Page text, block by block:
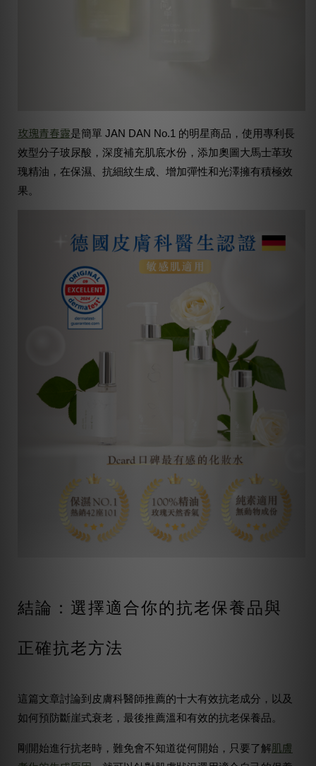
玫瑰青春露是簡單 JAN DAN No.1 的明星商品，使用專利長
效型分子玻尿酸，深度補充肌底水份，添加奧圖大馬士革玫
瑰精油，在保濕、抗細紋生成、增加彈性和光澤擁有積極效
果。
結論：選擇適合你的抗老保養品與
正確抗老方法
這篇文章討論到皮膚科醫師推薦的十大有效抗老成分，以及
如何預防斷崖式衰老，最後推薦溫和有效的抗老保養品。
剛開始進行抗老時，難免會不知道從何開始，只要了解肌膚